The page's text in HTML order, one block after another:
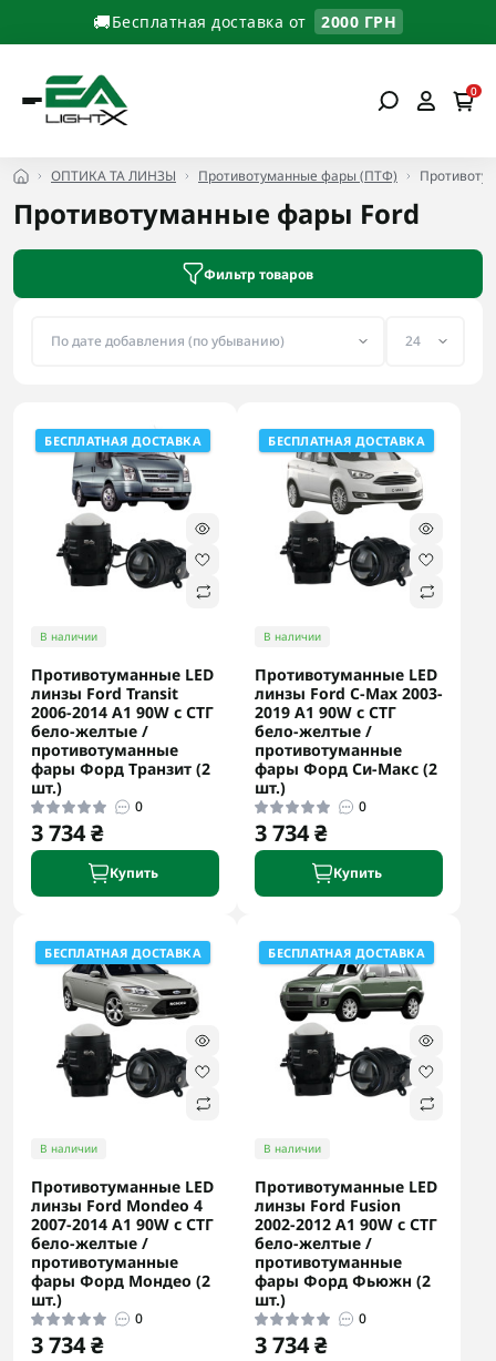
🚚Бесплатная доставка от 2000 ГРН
0
ОПТИКА ТА ЛИНЗЫ Противотуманные фары (ПТФ)
Противотуманные фары Ford
Фильтр товаров
БЕСПЛАТНАЯ ДОСТАВКА
В наличии
Противотуманные LED
линзы Ford Transit
2006-2014 А1 90W с СТГ
бело-желтые /
противотуманные
фары Форд Транзит (2
шт.)
0
3 734 ₴
Купить
БЕСПЛАТНАЯ ДОСТАВКА
В наличии
Противотуманные LED
линзы Ford C-Max 2003-
2019 А1 90W с СТГ
бело-желтые /
противотуманные
фары Форд Си-Макс (2
шт.)
0
3 734 ₴
Купить
БЕСПЛАТНАЯ ДОСТАВКА
В наличии
Противотуманные LED
линзы Ford Mondeo 4
2007-2014 А1 90W с СТГ
бело-желтые /
противотуманные
фары Форд Мондео (2
шт.)
0
3 734 ₴
БЕСПЛАТНАЯ ДОСТАВКА
В наличии
Противотуманные LED
линзы Ford Fusion
2002-2012 А1 90W с СТГ
бело-желтые /
противотуманные
фары Форд Фьюжн (2
шт.)
0
3 734 ₴